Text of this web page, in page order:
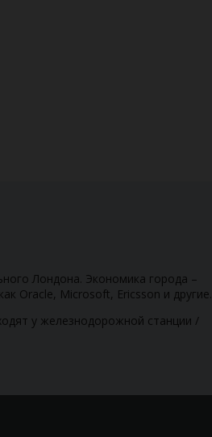
Лондона. Экономика города –
Oracle, Microsoft, Ericsson и другие.
у железнодорожной станции /